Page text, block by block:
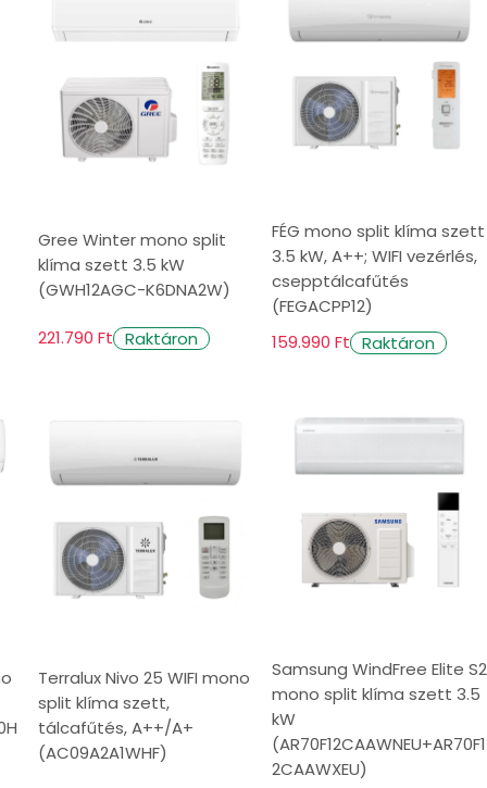
egymástól függetlenül szabályozhatjuk.
légtisztító és -szűrő funkciókkal van
különösen előnyös az allergiások vagy
kategorizálhatók.
és hatékony hűtést tegyen
legyenek. Gyakran kereskedelmi
olyan helyiségekbe, ahol a falra szerelt
állnak. Csatornahálózatot
Gree Winter mono split
klíma szett 3.5 kW
(GWH12AGC-K6DNA2W)
221.790 Ft Raktáron
FÉG mono split klíma szett
3.5 kW, A++; WIFI vezérlés,
csepptálcafűtés
(FEGACPP12)
159.990 Ft Raktáron
Terralux Nivo 25 WIFI mono
split klíma szett,
tálcafűtés, A++/A+
(AC09A2A1WHF)
Samsung WindFree Elite S2
mono split klíma szett 3.5
kW
(AR70F12CAAWNEU+AR70F1
2CAAWXEU)